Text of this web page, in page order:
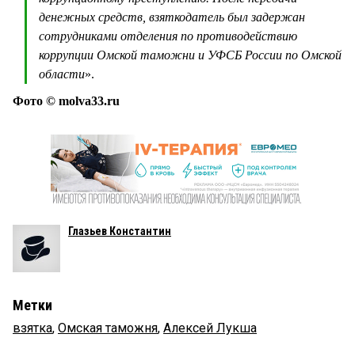
денежных средств, взяткодатель был задержан
сотрудниками отделения по противодействию
коррупции Омской таможни и УФСБ России по Омской
области».
Фото © molva33.ru
Глазьев Константин
Метки
взятка, Омская таможня, Алексей Лукша